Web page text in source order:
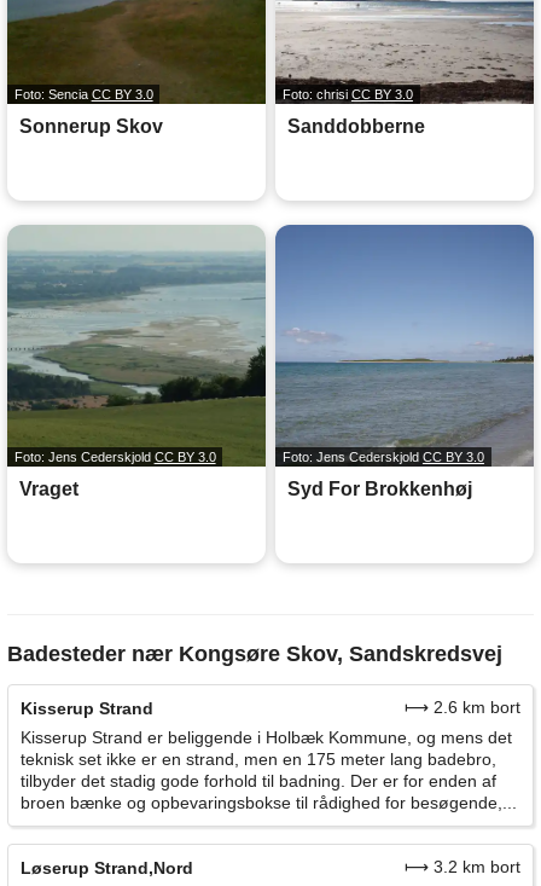
Foto: Sencia CC BY 3.0
Sonnerup Skov
Foto: chrisi CC BY 3.0
Sanddobberne
Foto: Jens Cederskjold CC BY 3.0
Vraget
Foto: Jens Cederskjold CC BY 3.0
Syd For Brokkenhøj
Badesteder nær Kongsøre Skov, Sandskredsvej
Kisserup Strand
⟼ 2.6 km bort
Kisserup Strand er beliggende i Holbæk Kommune, og mens det
teknisk set ikke er en strand, men en 175 meter lang badebro,
tilbyder det stadig gode forhold til badning. Der er for enden af
broen bænke og opbevaringsbokse til rådighed for besøgende,...
Løserup Strand,Nord
⟼ 3.2 km bort